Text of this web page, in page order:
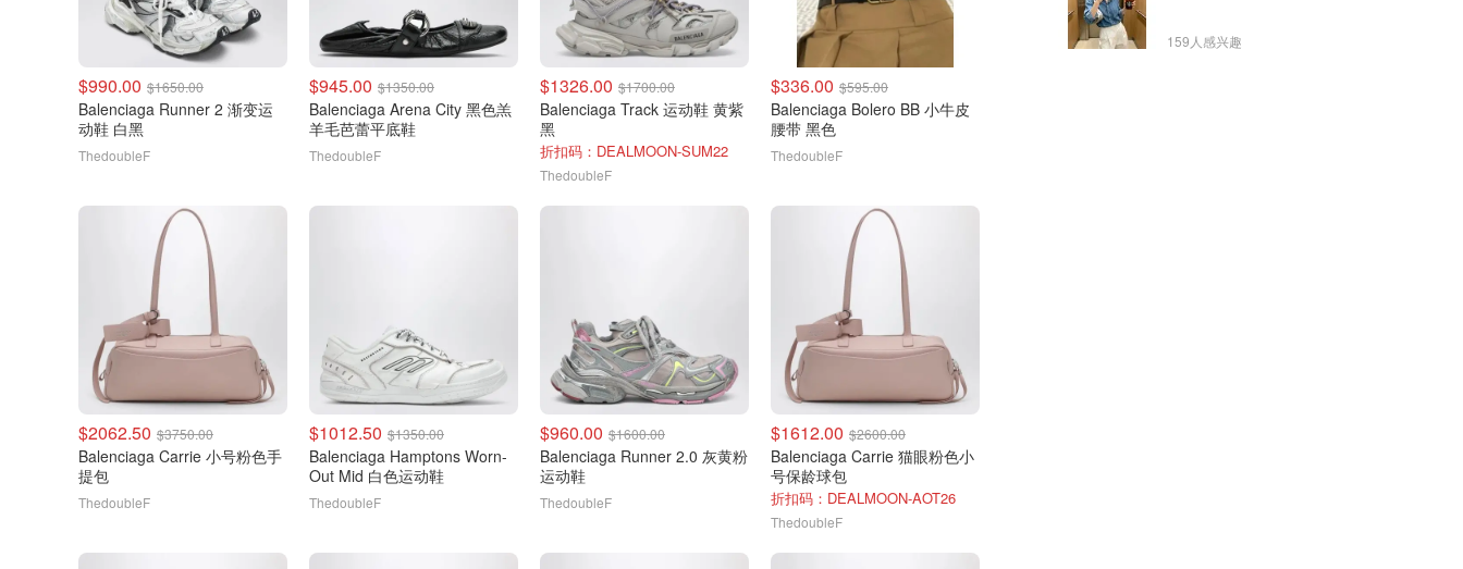
$990.00 $1650.00
Balenciaga Runner 2 渐变运
动鞋 白黑
ThedoubleF
$945.00 $1350.00
Balenciaga Arena City 黑色羔
羊毛芭蕾平底鞋
ThedoubleF
$1326.00 $1700.00
Balenciaga Track 运动鞋 黄紫
黑
折扣码：DEALMOON-SUM22
ThedoubleF
$336.00 $595.00
Balenciaga Bolero BB 小牛皮
腰带 黑色
ThedoubleF
$2062.50 $3750.00
Balenciaga Carrie 小号粉色手
提包
ThedoubleF
$1012.50 $1350.00
Balenciaga Hamptons Worn-
Out Mid 白色运动鞋
ThedoubleF
$960.00 $1600.00
Balenciaga Runner 2.0 灰黄粉
运动鞋
ThedoubleF
$1612.00 $2600.00
Balenciaga Carrie 猫眼粉色小
号保龄球包
折扣码：DEALMOON-AOT26
ThedoubleF
159人感兴趣